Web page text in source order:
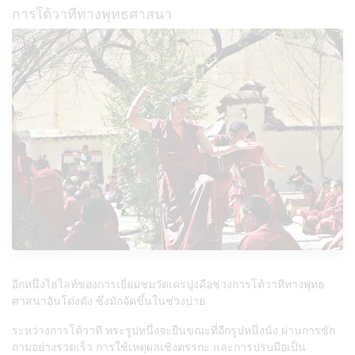
การโต้วาทีทางพุทธศาสนา
อีกหนึ่งไฮไลท์ของการเยี่ยมชมวัดเดรปุงคือช่วงการโต้วาทีทางพุทธ
ศาสนาอันโด่งดัง ซึ่งมักจัดขึ้นในช่วงบ่าย
ระหว่างการโต้วาที พระรูปหนึ่งจะยืนขณะที่อีกรูปหนึ่งนั่ง ผ่านการซัก
ถามอย่างรวดเร็ว การใช้เหตุผลเชิงตรรกะ และการปรบมือเป็น